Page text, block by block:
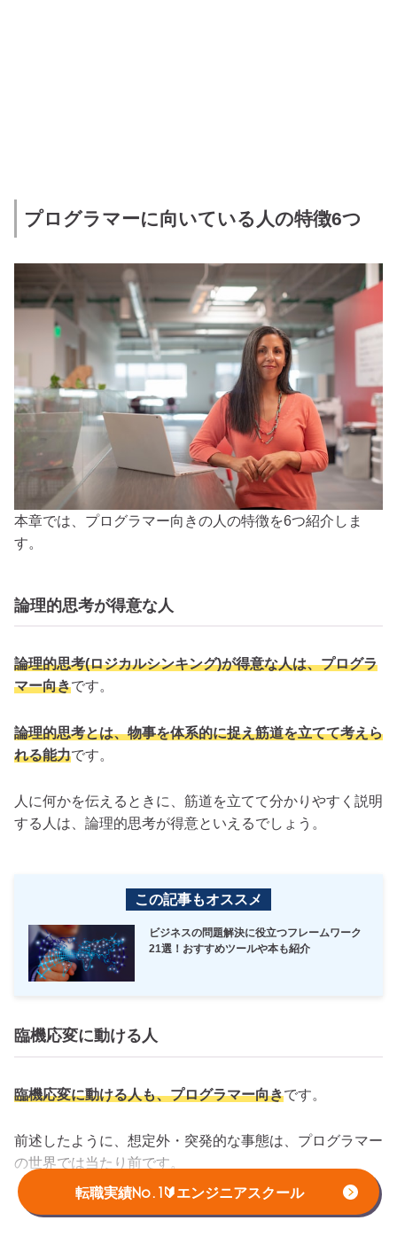
転職実績No.1🔰エンジニアスクール
プログラマーに向いている人の特徴6つ
本章では、プログラマー向きの人の特徴を6つ紹介しま
す。
論理的思考が得意な人
論理的思考(ロジカルシンキング)が得意な人は、プログラ
マー向きです。
論理的思考とは、物事を体系的に捉え筋道を立てて考えら
れる能力です。
人に何かを伝えるときに、筋道を立てて分かりやすく説明
する人は、論理的思考が得意といえるでしょう。
この記事もオススメ
ビジネスの問題解決に役立つフレームワーク
21選！おすすめツールや本も紹介
臨機応変に動ける人
臨機応変に動ける人も、プログラマー向きです。
前述したように、想定外・突発的な事態は、プログラマー
の世界では当たり前です。
そのため、
突発的な障害対応やスケジュールの変更などに